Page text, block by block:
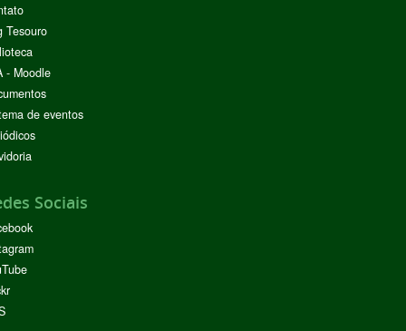
Tesouro
- Moodle
de eventos
Sociais